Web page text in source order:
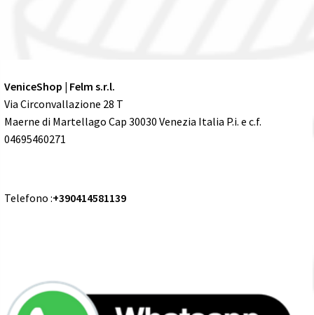
VeniceShop | Felm s.r.l.
Via Circonvallazione 28 T
Maerne di Martellago Cap 30030 Venezia Italia P.i. e c.f.
04695460271
Telefono :+390414581139